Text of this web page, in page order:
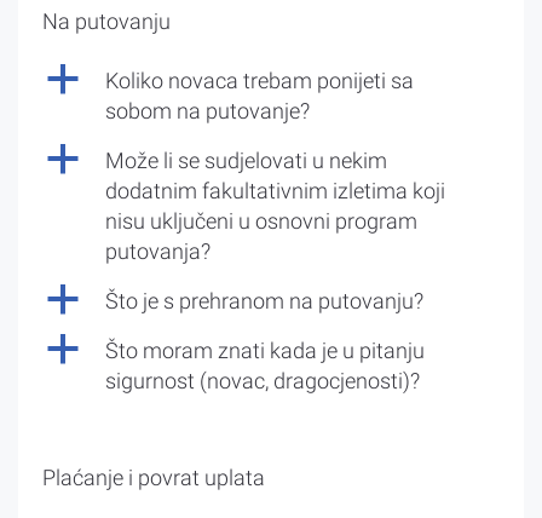
Na putovanju
a
Koliko novaca trebam ponijeti sa
sobom na putovanje?
a
Može li se sudjelovati u nekim
dodatnim fakultativnim izletima koji
nisu uključeni u osnovni program
putovanja?
a Što je s prehranom na putovanju?
a
Što moram znati kada je u pitanju
sigurnost (novac, dragocjenosti)?
Plaćanje i povrat uplata